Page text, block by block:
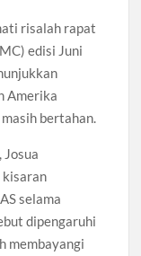
risalah rapat
edisi Juni
Amerika
bertahan.
kisaran
selama
dipengaruhi
membayangi